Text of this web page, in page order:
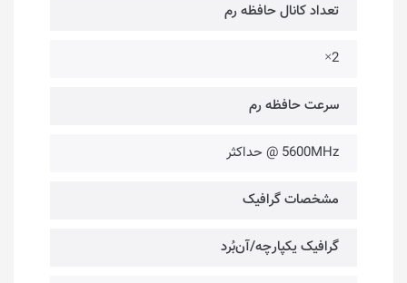
تعداد کانال حافظه رم
2×
سرعت حافظه رم
5600MHz @ حداکثر
مشخصات گرافیک
گرافیک یکپارچه/آن‌بُرد